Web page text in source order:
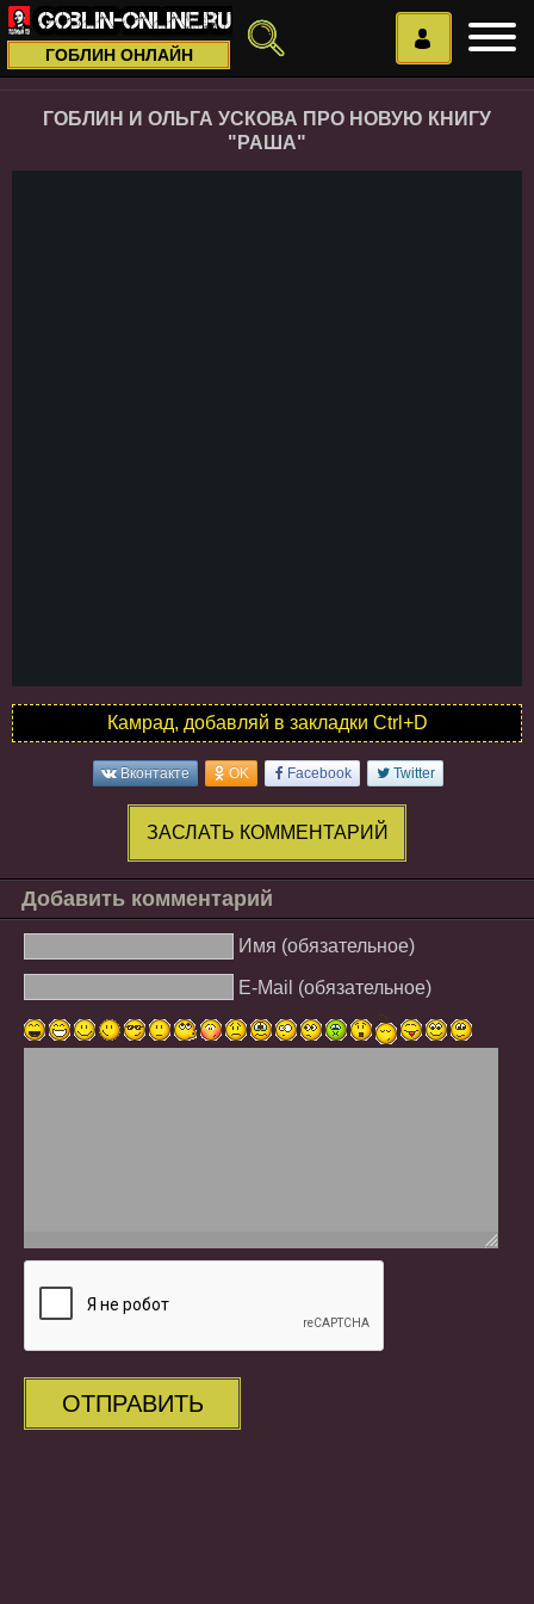
ГОБЛИН ОНЛАЙН
ГОБЛИН И ОЛЬГА УСКОВА ПРО НОВУЮ КНИГУ
"РАША"
Камрад, добавляй в закладки Ctrl+D
Вконтакте OK Facebook Twitter
ЗАСЛАТЬ КОММЕНТАРИЙ
Добавить комментарий
Имя (обязательное)
E-Mail (обязательное)
ОТПРАВИТЬ